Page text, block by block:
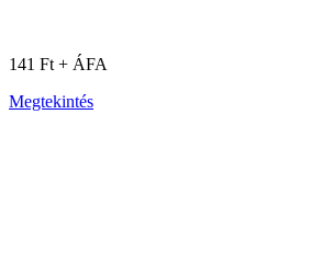
141 Ft + ÁFA
Megtekintés